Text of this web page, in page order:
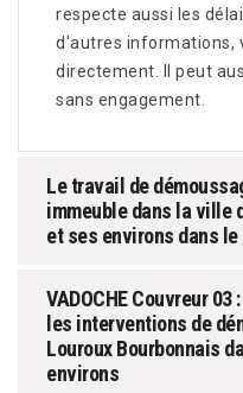
respecte aussi les
d'autres informations,
directement. Il peut
sans engagement.
Le travail de
immeuble dans la ville
et ses environs dans le
VADOCHE Couvreur
les interventions de
Louroux Bourbonnais
environs